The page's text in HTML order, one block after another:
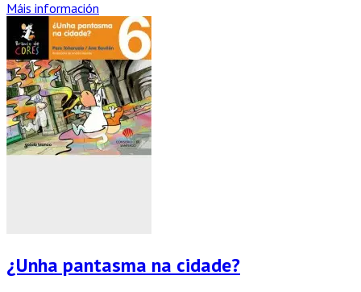
Máis información
¿Unha pantasma na cidade?